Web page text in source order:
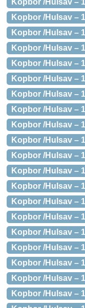
Kopbor /Hulsav –
Kopbor /Hulsav –
Kopbor /Hulsav –
Kopbor /Hulsav –
Kopbor /Hulsav –
Kopbor /Hulsav –
Kopbor /Hulsav –
Kopbor /Hulsav –
Kopbor /Hulsav –
Kopbor /Hulsav –
Kopbor /Hulsav –
Kopbor /Hulsav –
Kopbor /Hulsav –
Kopbor /Hulsav –
Kopbor /Hulsav –
Kopbor /Hulsav –
Kopbor /Hulsav –
Kopbor /Hulsav –
Kopbor /Hulsav –
Kopbor /Hulsav –